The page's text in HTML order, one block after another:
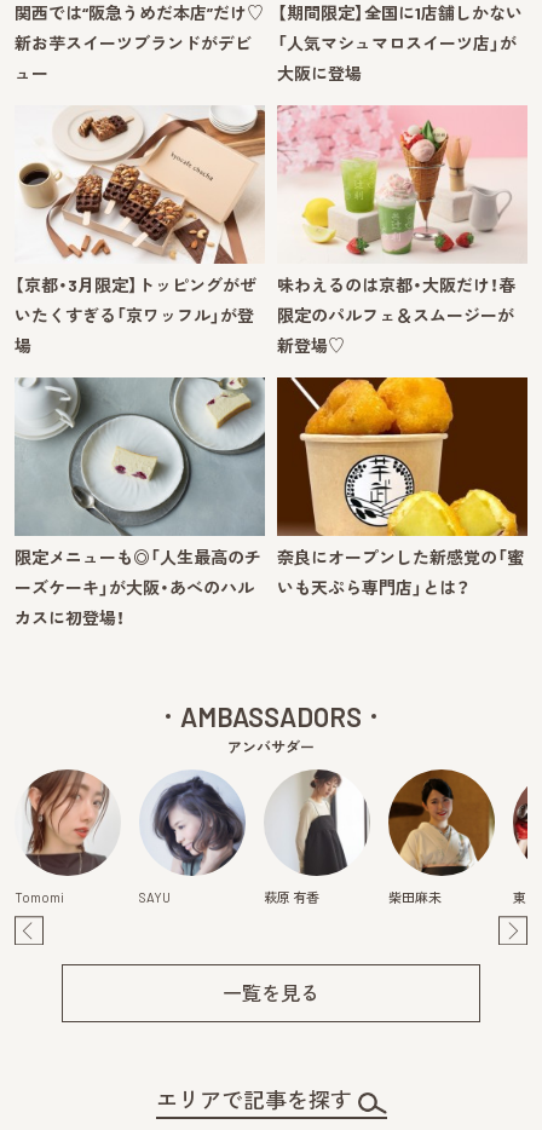
関西では“阪急うめだ本店”だけ♡
新お芋スイーツブランドがデビ
ュー
【期間限定】全国に1店舗しかない
「人気マシュマロスイーツ店」が
大阪に登場
【京都・3月限定】トッピングがぜ
いたくすぎる「京ワッフル」が登
場
味わえるのは京都・大阪だけ！春
限定のパルフェ＆スムージーが
新登場♡
限定メニューも◎「人生最高のチ
ーズケーキ」が大阪・あべのハル
カスに初登場！
奈良にオープンした新感覚の「蜜
いも天ぷら専門店」とは？
AMBASSADORS
アンバサダー
Tomomi SAYU 萩原 有香 柴田麻未 東真
一覧を見る
エリアで記事を探す